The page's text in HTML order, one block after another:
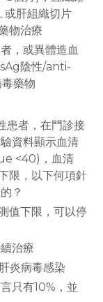
肝組織切片
物治療
，或異體造血
陰性/anti-
藥物
患者，在門診接
資料顯示血清
<40)，血清
限，以下何項針
？
值下限，可以停
治療
炎病毒感染
只有10%，並